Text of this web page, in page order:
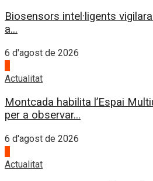
Biosensors intel·ligents
a...
6 d'agost de 2026
Actualitat
Montcada habilita l’Espai
per a observar...
6 d'agost de 2026
Actualitat